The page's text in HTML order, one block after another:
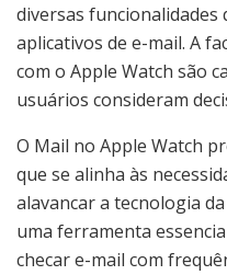
diversas
aplicativos de e-mail. A
com o Apple Watch são
usuários consideram
O Mail no Apple Watch
que se alinha às
alavancar a tecnologia
uma ferramenta
checar e-mail com